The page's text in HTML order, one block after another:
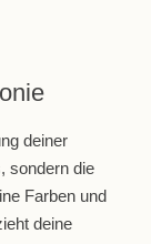
deiner
sondern die
Farben und
deine